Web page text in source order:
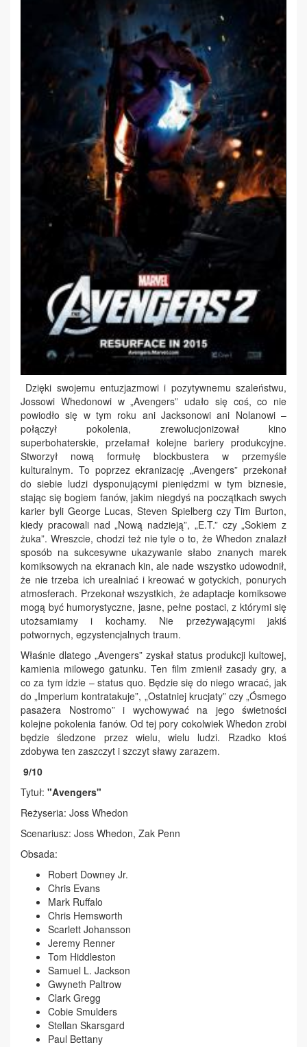
Dzięki swojemu entuzjazmowi i pozytywnemu szaleństwu,
Jossowi Whedonowi w „Avengers” udało się coś, co nie
powiodło się w tym roku ani Jacksonowi ani Nolanowi –
połączył pokolenia, zrewolucjonizował kino
superbohaterskie, przełamał kolejne bariery produkcyjne.
Stworzył nową formułę blockbustera w przemyśle
kulturalnym. To poprzez ekranizację „Avengers” przekonał
do siebie ludzi dysponującymi pieniędzmi w tym biznesie,
stając się bogiem fanów, jakim niegdyś na początkach swych
karier byli George Lucas, Steven Spielberg czy Tim Burton,
kiedy pracowali nad „Nową nadzieją”, „E.T.” czy „Sokiem z
żuka”. Wreszcie, chodzi też nie tyle o to, że Whedon znalazł
sposób na sukcesywne ukazywanie słabo znanych marek
komiksowych na ekranach kin, ale nade wszystko udowodnił,
że nie trzeba ich urealniać i kreować w gotyckich, ponurych
atmosferach. Przekonał wszystkich, że adaptacje komiksowe
mogą być humorystyczne, jasne, pełne postaci, z którymi się
utożsamiamy i kochamy. Nie przeżywającymi jakiś
potwornych, egzystencjalnych traum.
Właśnie dlatego „Avengers” zyskał status produkcji kultowej,
kamienia milowego gatunku. Ten film zmienił zasady gry, a
co za tym idzie – status quo. Będzie się do niego wracać, jak
do „Imperium kontratakuje”, „Ostatniej krucjaty” czy „Ósmego
pasażera Nostromo” i wychowywać na jego świetności
kolejne pokolenia fanów. Od tej pory cokolwiek Whedon zrobi
będzie śledzone przez wielu, wielu ludzi. Rzadko ktoś
zdobywa ten zaszczyt i szczyt sławy zarazem.
9/10
Tytuł: "Avengers"
Reżyseria: Joss Whedon
Scenariusz: Joss Whedon, Zak Penn
Obsada:
Robert Downey Jr.
Chris Evans
Mark Ruffalo
Chris Hemsworth
Scarlett Johansson
Jeremy Renner
Tom Hiddleston
Samuel L. Jackson
Gwyneth Paltrow
Clark Gregg
Cobie Smulders
Stellan Skarsgard
Paul Bettany